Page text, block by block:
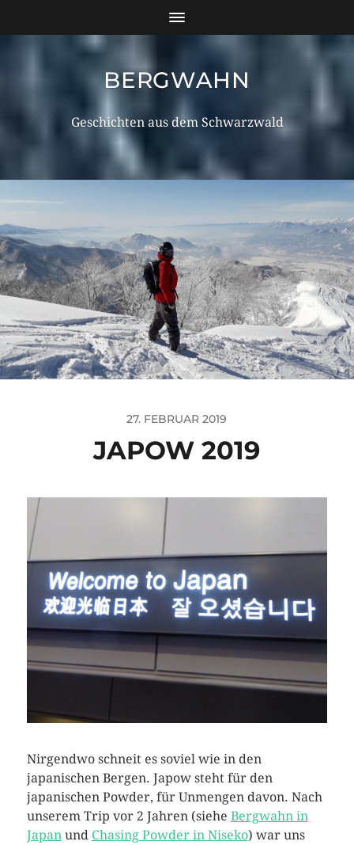
BERGWAHN
Geschichten aus dem Schwarzwald
27. FEBRUAR 2019
JAPOW 2019
Nirgendwo schneit es soviel wie in den
japanischen Bergen. Japow steht für den
japanischen Powder, für Unmengen davon. Nach
unserem Trip vor 2 Jahren (siehe Bergwahn in
Japanund Chasing Powder in Niseko) war uns